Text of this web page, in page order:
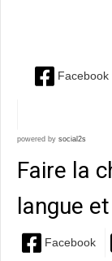
Facebook
powered by social2s
Faire la
langue
Facebook